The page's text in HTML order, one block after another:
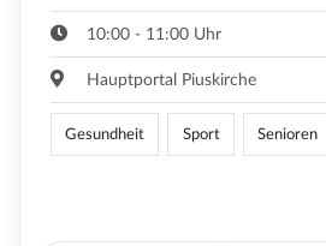
10:00 - 11:00 Uhr
Hauptportal Piuskirche
Gesundheit Sport Senioren